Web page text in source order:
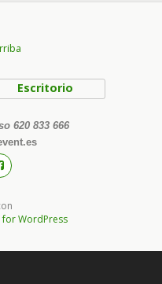
Escritorio
620 833 666
for WordPress